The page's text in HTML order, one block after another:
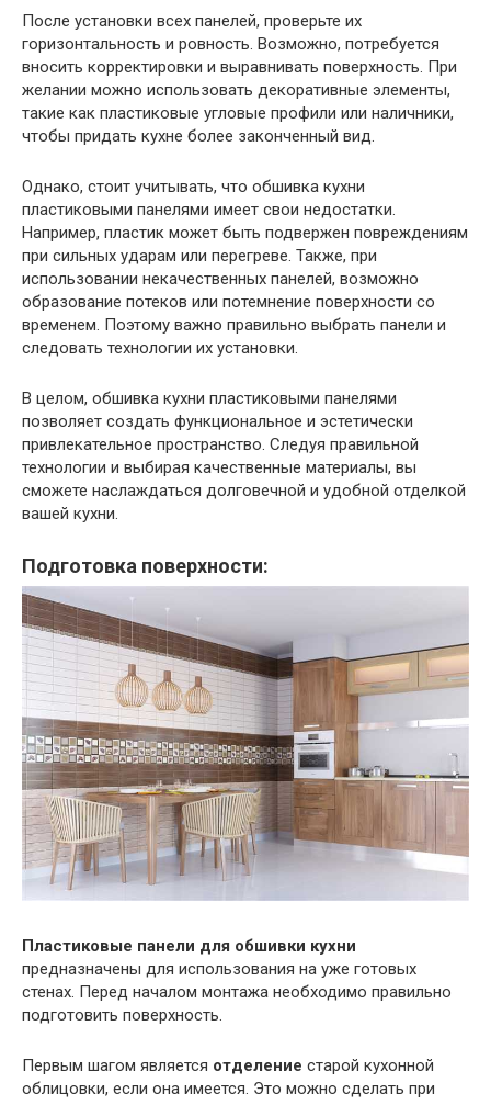
После установки всех панелей, проверьте их
горизонтальность и ровность. Возможно, потребуется
вносить корректировки и выравнивать поверхность. При
желании можно использовать декоративные элементы,
такие как пластиковые угловые профили или наличники,
чтобы придать кухне более законченный вид.
Однако, стоит учитывать, что обшивка кухни
пластиковыми панелями имеет свои недостатки.
Например, пластик может быть подвержен повреждениям
при сильных ударам или перегреве. Также, при
использовании некачественных панелей, возможно
образование потеков или потемнение поверхности со
временем. Поэтому важно правильно выбрать панели и
следовать технологии их установки.
В целом, обшивка кухни пластиковыми панелями
позволяет создать функциональное и эстетически
привлекательное пространство. Следуя правильной
технологии и выбирая качественные материалы, вы
сможете наслаждаться долговечной и удобной отделкой
вашей кухни.
Подготовка поверхности:
Пластиковые панели для обшивки кухни
предназначены для использования на уже готовых
стенах. Перед началом монтажа необходимо правильно
подготовить поверхность.
Первым шагом является отделение старой кухонной
облицовки, если она имеется. Это можно сделать при